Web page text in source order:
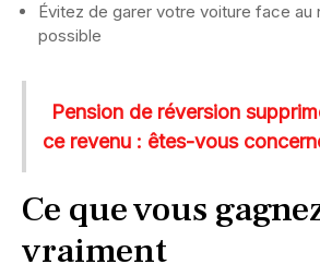
Évitez de garer votre voiture face au
possible
Pension de réversion
ce revenu : êtes-vous
Ce que vous
vraiment